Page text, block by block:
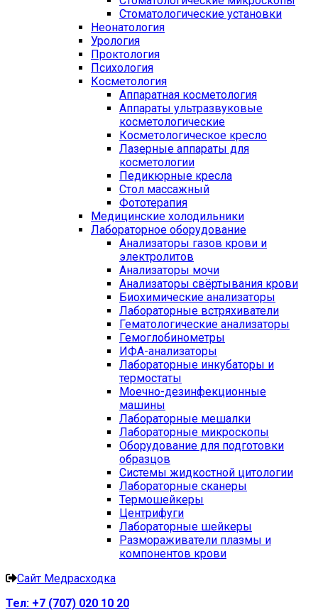
Стоматологические установки
Неонатология
Урология
Проктология
Психология
Косметология
Аппаратная косметология
Аппараты ультразвуковые
косметологические
Косметологическое кресло
Лазерные аппараты для
косметологии
Педикюрные кресла
Стол массажный
Фототерапия
Медицинские холодильники
Лабораторное оборудование
Анализаторы газов крови и
электролитов
Анализаторы мочи
Анализаторы свёртывания крови
Биохимические анализаторы
Лабораторные встряхиватели
Гематологические анализаторы
Гемоглобинометры
ИФА-анализаторы
Лабораторные инкубаторы и
термостаты
Моечно-дезинфекционные
машины
Лабораторные мешалки
Лабораторные микроскопы
Оборудование для подготовки
образцов
Системы жидкостной цитологии
Лабораторные сканеры
Термошейкеры
Центрифуги
Лабораторные шейкеры
Размораживатели плазмы и
компонентов крови
Сайт Медрасходка
Тел: +7 (707) 020 10 20